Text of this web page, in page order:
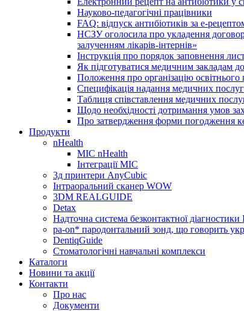
Науково-педагогічні працівники
FAQ: відпуск антибіотиків за е-
НСЗУ оголосила про укладення
залученням лікарів-інтернів»
Інструкція про порядок заповнення
Як підготуватися медичним закладам
Положення про організацію освітнього
Специфікація надання медичних послуг
Таблиця співставлення медичних
Щодо необхідності дотримання умов
Про затвердження форми погодження
Продукти
nHealth
МІС nHealth
Інтеграції МІС
3д принтери AnyCubic
Інтраоральний сканер WOW
3DM REALGUIDE
Detax
Надточна система безконтактної
pa-on* пародонтальний зонд, що говорить
DentiqGuide
Стоматологічні навчальні комплекси
Каталоги
Новини та акції
Контакти
Про нас
Документи